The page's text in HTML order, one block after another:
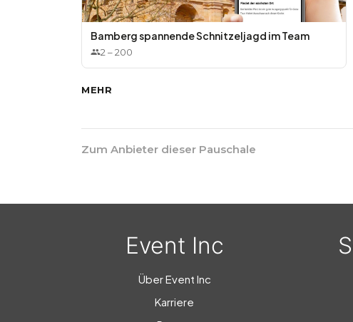
Bamberg spannende Schnitzeljagd im Team
2 –200
MEHR
Zum Anbieter dieser Pauschale
Event Inc
Über Event Inc
Karriere